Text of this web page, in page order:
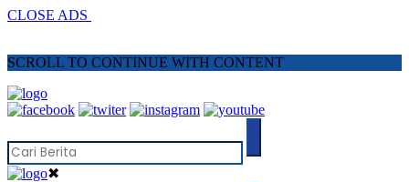
CLOSE ADS
SCROLL TO CONTINUE WITH CONTENT
✖